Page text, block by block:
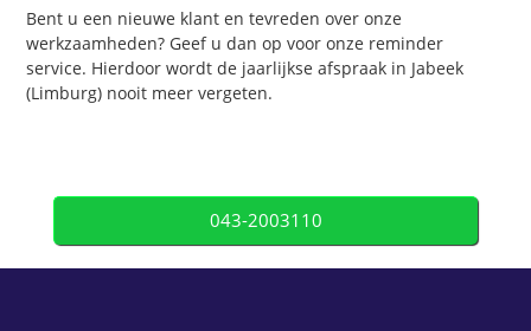
Bent u een nieuwe klant en tevreden over onze
werkzaamheden? Geef u dan op voor onze reminder
service. Hierdoor wordt de jaarlijkse afspraak in Jabeek
(Limburg) nooit meer vergeten.
043-2003110